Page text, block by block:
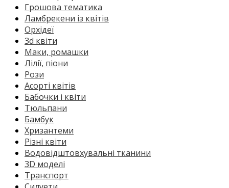
Грошова тематика
Ламбрекени із квітів
Орхідеї
3d квіти
Маки, ромашки
Лілії, піони
Рози
Асорті квітів
Бабочки і квіти
Тюльпани
Бамбук
Хризантеми
Різні квіти
Водовідштовхувальні тканини
3D моделі
Транспорт